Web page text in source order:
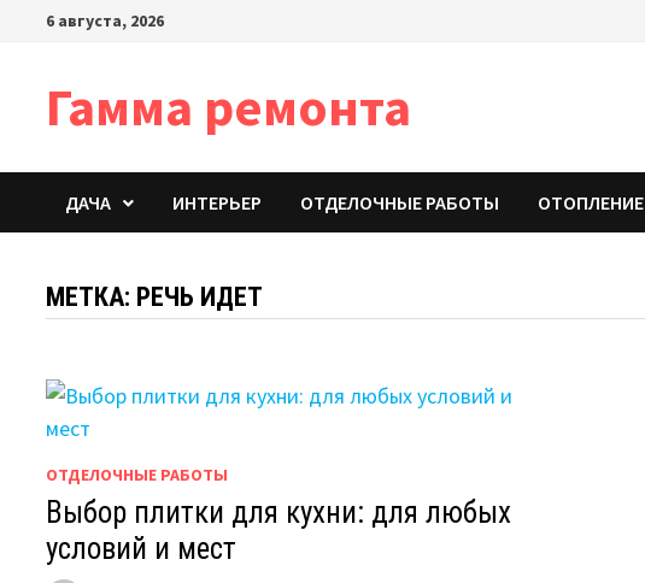
Перейти6 августа, 2026
Гамма ремонта
ДАЧА ИНТЕРЬЕР ОТДЕЛОЧНЫЕ РАБОТЫ ОТОПЛЕНИЕ
МЕТКА: РЕЧЬ ИДЕТ
ОТДЕЛОЧНЫЕ РАБОТЫ
Выбор плитки для кухни: для любых
условий и мест